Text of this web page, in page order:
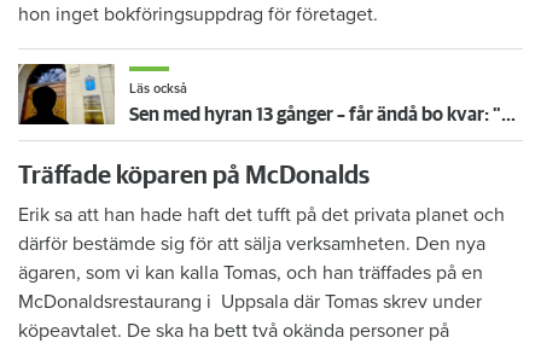
hon inget bokföringsuppdrag för företaget.
Läs också
Sen med hyran 13 gånger – får ändå bo kvar: "Glömde att betala"
Träffade köparen på McDonalds
Erik sa att han hade haft det tufft på det privata planet och
därför bestämde sig för att sälja verksamheten. Den nya
ägaren, som vi kan kalla Tomas, och han träffades på en
McDonaldsrestaurang i Uppsala där Tomas skrev under
köpeavtalet. De ska ha bett två okända personer på